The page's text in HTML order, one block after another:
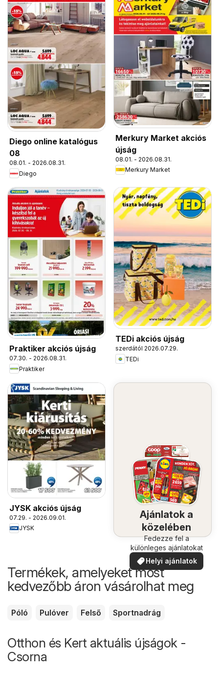
Diego online katalógus
08
08.01. - 2026.08.31.
Diego
Merkury Market akciós
újság
08.01. - 2026.08.31.
Merkury Market
Praktiker akciós újság
07.30. - 2026.08.31.
Praktiker
TEDi akciós újság
szerdától 2026.07.29.
TEDi
JYSK akciós újság
07.29. - 2026.09.01.
JYSK
Ajánlatok a
közelében
Fedezze fel a
különleges ajánlatokat
Helyi ajánlatok
Termékek, amelyeket most
kedvezőbb áron vásárolhat meg
Póló Pulóver Felső Sportnadrág
Otthon és Kert aktuális újságok -
Csorna